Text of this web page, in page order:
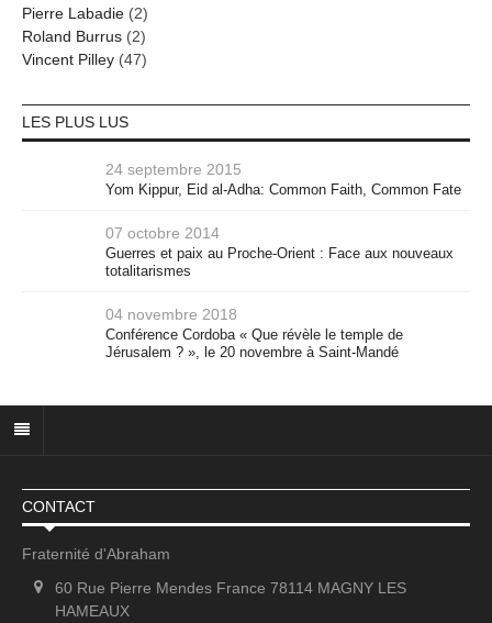
Pierre Labadie (2)
Roland Burrus (2)
Vincent Pilley (47)
LES PLUS LUS
24 septembre 2015
Yom Kippur, Eid al-Adha: Common Faith, Common Fate
07 octobre 2014
Guerres et paix au Proche-Orient : Face aux nouveaux
totalitarismes
04 novembre 2018
Conférence Cordoba « Que révèle le temple de
Jérusalem ? », le 20 novembre à Saint-Mandé
CONTACT
Fraternité d'Abraham
60 Rue Pierre Mendes France 78114 MAGNY LES
HAMEAUX